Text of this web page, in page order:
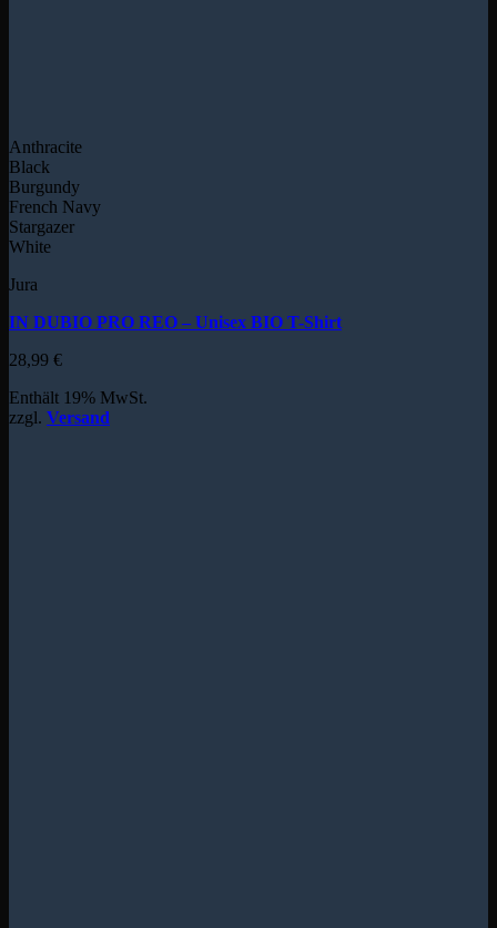
Anthracite
Black
Burgundy
French Navy
Stargazer
White
Jura
IN DUBIO PRO REO – Unisex BIO T-Shirt
28,99 €
Enthält 19% MwSt.
zzgl. Versand